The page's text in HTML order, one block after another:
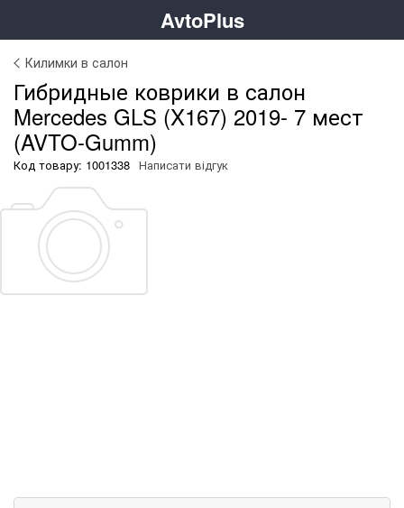
AvtoPlus
Килимки в салон
Гибридные коврики в салон
Mercedes GLS (X167) 2019- 7 мест
(AVTO-Gumm)
Код товару: 1001338 Написати відгук